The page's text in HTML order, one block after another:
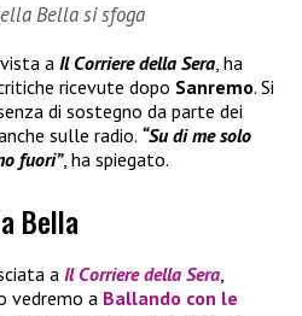
Bella si sfoga
aIl Corriere della Sera, ha
ricevute dopo Sanremo. Si
di sostegno da parte dei
sulle radio. “Su di me solo
fuori”, ha spiegato.
Bella
a Il Corriere della Sera
vedremo a Ballando con le